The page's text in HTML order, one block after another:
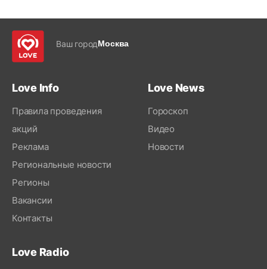
Ваш городМосква
Love Info
Правила проведения
акций
Реклама
Региональные новости
Регионы
Вакансии
Контакты
Love News
Гороскоп
Видео
Новости
Love Radio